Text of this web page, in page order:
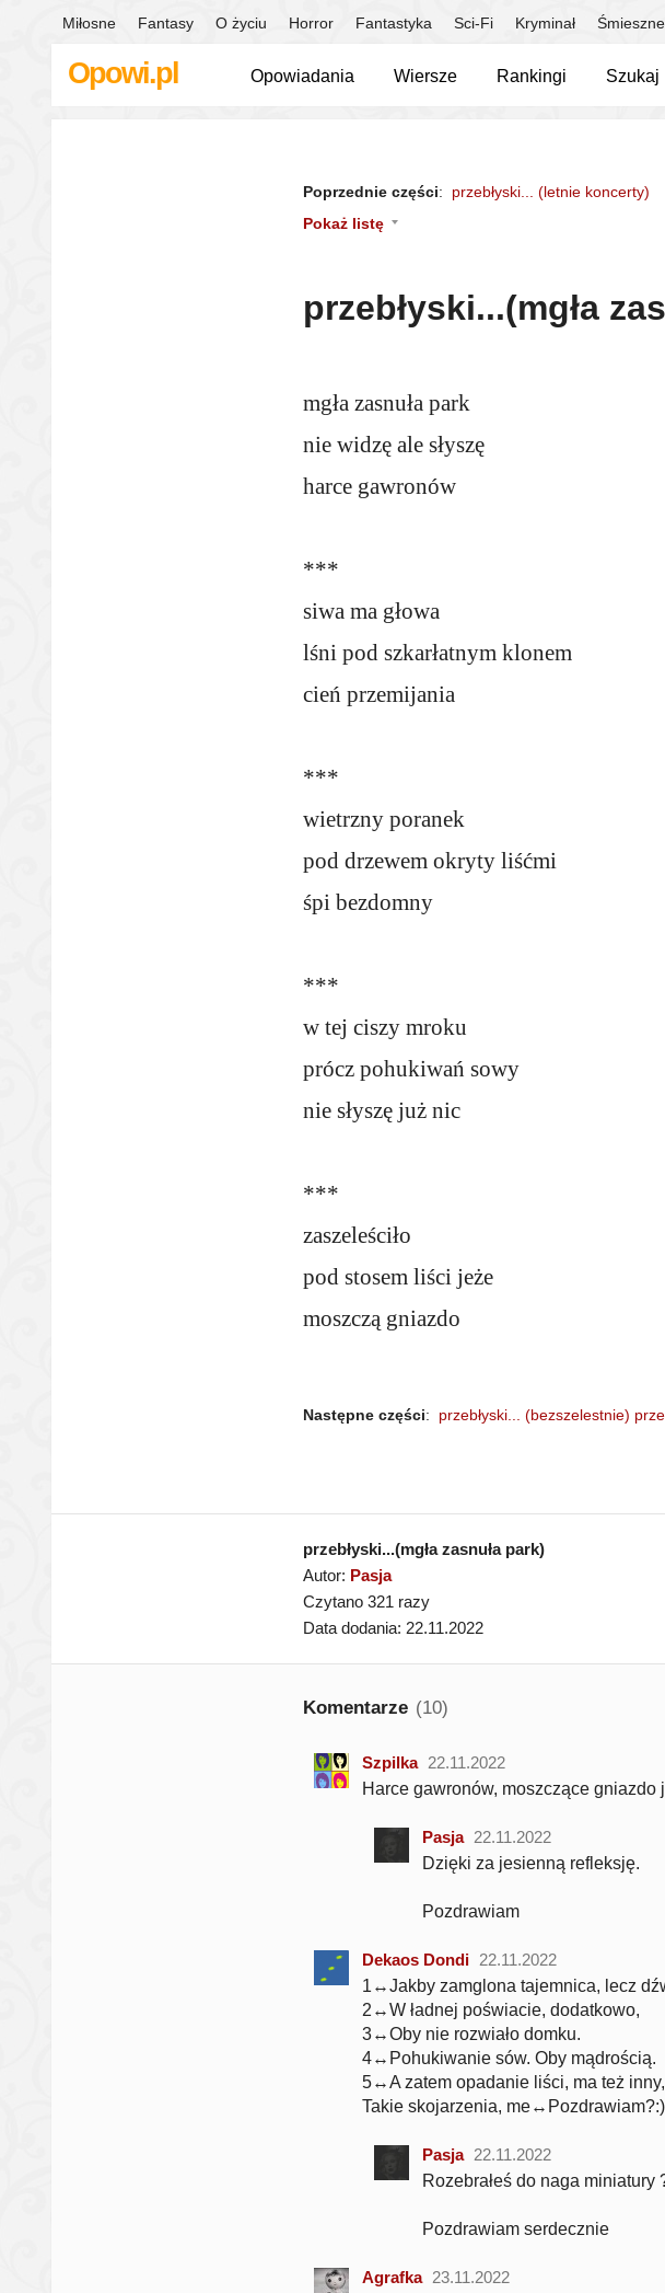
Miłosne Fantasy O życiu Horror Fantastyka Sci-Fi Kryminał Śmieszne
Opowi.pl Opowiadania Wiersze Rankingi Szukaj
Poprzednie części: przebłyski... (letnie koncerty)
Pokaż listę
przebłyski...(mgła
mgła zasnuła park
nie widzę ale słyszę
harce gawronów
***
siwa ma głowa
lśni pod szkarłatnym klonem
cień przemijania
***
wietrzny poranek
pod drzewem okryty liśćmi
śpi bezdomny
***
w tej ciszy mroku
prócz pohukiwań sowy
nie słyszę już nic
***
zaszeleściło
pod stosem liści jeże
moszczą gniazdo
Następne części: przebłyski... (bezszelestnie)
przebłyski...(mgła zasnuła park)
Autor: Pasja
Czytano 321 razy
Data dodania: 22.11.2022
Komentarze (10)
Szpilka 22.11.2022
Harce gawronów, moszczące
Pasja 22.11.2022
Dzięki za jesienną refleksję.
Pozdrawiam
Dekaos Dondi 22.11.2022
1↔Jakby zamglona tajemnica, lecz
2↔W ładnej poświacie, dodatkowo,
3↔Oby nie rozwiało domku.
4↔Pohukiwanie sów. Oby mądrością.
5↔A zatem opadanie liści, ma też
Takie skojarzenia, me↔Pozdrawiam?:)
Pasja 22.11.2022
Rozebrałeś do naga miniatury
Pozdrawiam serdecznie
Agrafka 23.11.2022